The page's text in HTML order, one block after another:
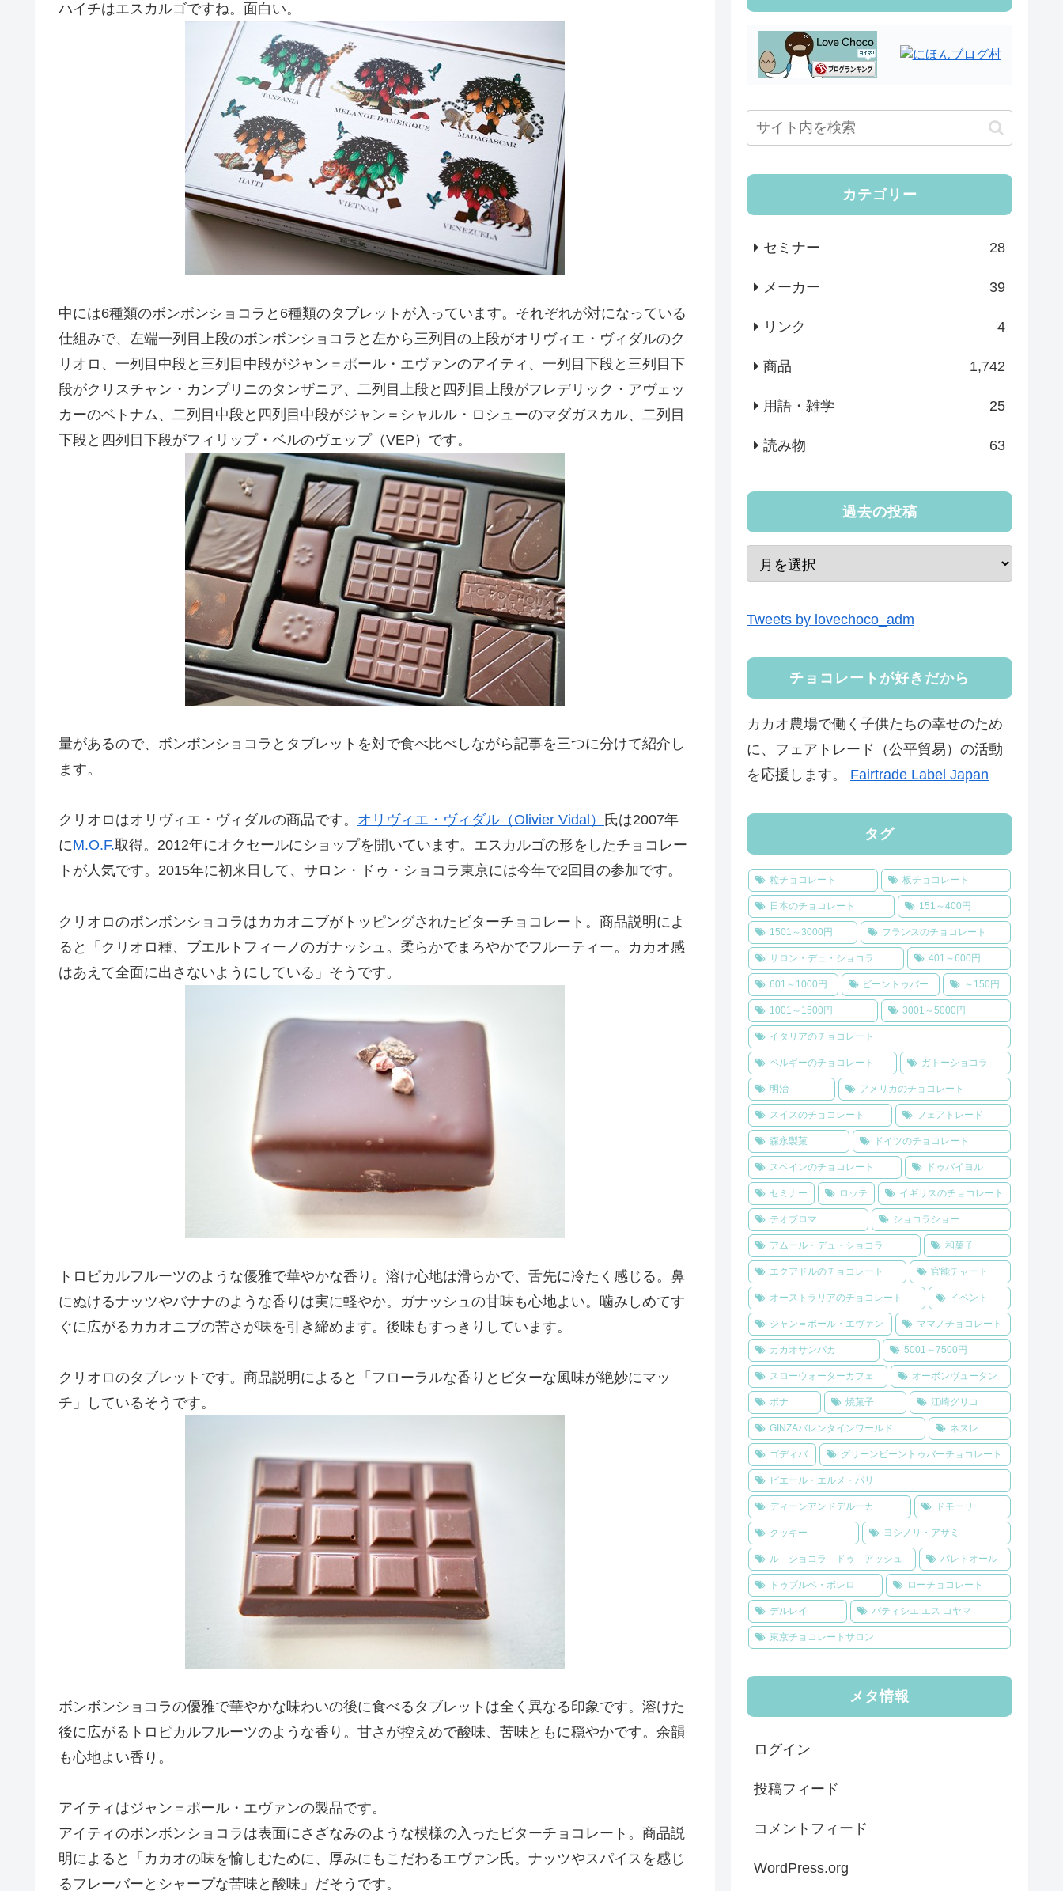
ハイチはエスカルゴですね。面白い。
中には6種類のボンボンショコラと6種類のタブレットが入っています。それぞれが対になっている
仕組みで、左端一列目上段のボンボンショコラと左から三列目の上段がオリヴィエ・ヴィダルのク
リオロ、一列目中段と三列目中段がジャン＝ポール・エヴァンのアイティ、一列目下段と三列目下
段がクリスチャン・カンプリニのタンザニア、二列目上段と四列目上段がフレデリック・アヴェッ
カーのベトナム、二列目中段と四列目中段がジャン＝シャルル・ロシューのマダガスカル、二列目
下段と四列目下段がフィリップ・ベルのヴェップ（VEP）です。
量があるので、ボンボンショコラとタブレットを対で食べ比べしながら記事を三つに分けて紹介し
ます。
クリオロはオリヴィエ・ヴィダルの商品です。 オリヴィエ・ヴィダル（Olivier Vidal）
氏は2007年
にM.O.F.取得。2012年にオクセールにショップを開いています。エスカルゴの形をしたチョコレー
トが人気です。2015年に初来日して、サロン・ドゥ・ショコラ東京には今年で2回目の参加です。
クリオロのボンボンショコラはカカオニブがトッピングされたビターチョコレート。商品説明によ
ると「クリオロ種、ブエルトフィーノのガナッシュ。柔らかでまろやかでフルーティー。カカオ感
はあえて全面に出さないようにしている」そうです。
トロピカルフルーツのような優雅で華やかな香り。溶け心地は滑らかで、舌先に冷たく感じる。鼻
にぬけるナッツやバナナのような香りは実に軽やか。ガナッシュの甘味も心地よい。噛みしめてす
ぐに広がるカカオニブの苦さが味を引き締めます。後味もすっきりしています。
クリオロのタブレットです。商品説明によると「フローラルな香りとビターな風味が絶妙にマッ
チ」しているそうです。
ボンボンショコラの優雅で華やかな味わいの後に食べるタブレットは全く異なる印象です。溶けた
後に広がるトロピカルフルーツのような香り。甘さが控えめで酸味、苦味ともに穏やかです。余韻
も心地よい香り。
アイティはジャン＝ポール・エヴァンの製品です。
アイティのボンボンショコラは表面にさざなみのような模様の入ったビターチョコレート。商品説
明によると「カカオの味を愉しむために、厚みにもこだわるエヴァン氏。ナッツやスパイスを感じ
るフレーバーとシャープな苦味と酸味」だそうです。
カテゴリー
セミナー 28
メーカー 39
リンク 4
商品 1,742
用語・雑学 25
読み物 63
過去の投稿
Tweets by lovechoco_adm
チョコレートが好きだから
カカオ農場で働く子供たちの幸せのため
に、フェアトレード（公平貿易）の活動
を応援します。 Fairtrade Label Japan
タグ
粒チョコレート 板チョコレート
日本のチョコレート 151～400円
1501～3000円 フランスのチョコレート
サロン・デュ・ショコラ 401～600円
601～1000円 ビーントゥバー ～150円
1001～1500円 3001～5000円
イタリアのチョコレート
ベルギーのチョコレート ガトーショコラ
明治 アメリカのチョコレート
スイスのチョコレート フェアトレード
森永製菓 ドイツのチョコレート
スペインのチョコレート ドゥバイヨル
セミナー ロッテ イギリスのチョコレート
テオブロマ ショコラショー
アムール・デュ・ショコラ 和菓子
エクアドルのチョコレート 官能チャート
オーストラリアのチョコレート イベント
ジャン＝ポール・エヴァン ママノチョコレート
カカオサンパカ 5001～7500円
スローウォーターカフェ オーボンヴュータン
ボナ 焼菓子 江崎グリコ
GINZAバレンタインワールド ネスレ
ゴディバ グリーンビーントゥバーチョコレート
ピエール・エルメ・パリ
ディーンアンドデルーカ ドモーリ
クッキー ヨシノリ・アサミ
ル ショコラ ドゥ アッシュ パレドオール
ドゥブルベ・ボレロ ローチョコレート
デルレイ パティシエ エス コヤマ
東京チョコレートサロン
メタ情報
ログイン
投稿フィード
コメントフィード
WordPress.org